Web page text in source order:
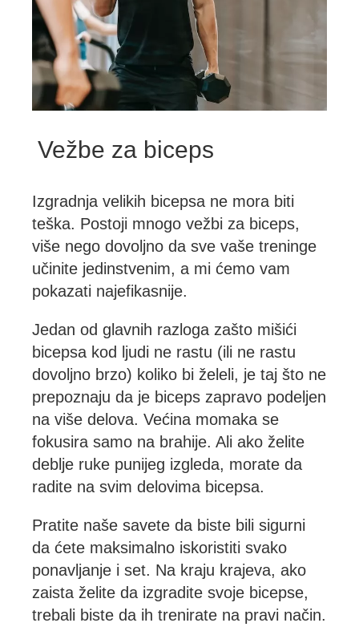
Vežbe za biceps
Izgradnja velikih bicepsa ne mora biti
teška. Postoji mnogo vežbi za biceps,
više nego dovoljno da sve vaše treninge
učinite jedinstvenim, a mi ćemo vam
pokazati najefikasnije.
Jedan od glavnih razloga zašto mišići
bicepsa kod ljudi ne rastu (ili ne rastu
dovoljno brzo) koliko bi želeli, je taj što ne
prepoznaju da je biceps zapravo podeljen
na više delova. Većina momaka se
fokusira samo na brahije. Ali ako želite
deblje ruke punijeg izgleda, morate da
radite na svim delovima bicepsa.
Pratite naše savete da biste bili sigurni
da ćete maksimalno iskoristiti svako
ponavljanje i set. Na kraju krajeva, ako
zaista želite da izgradite svoje bicepse,
trebali biste da ih trenirate na pravi način.